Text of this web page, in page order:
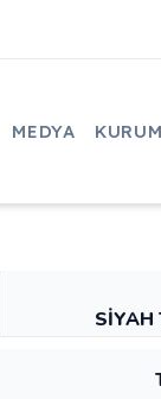
MEDYA
SİYAH